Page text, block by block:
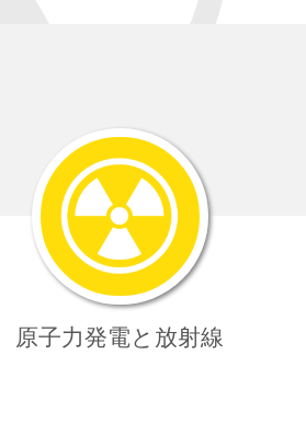
日本海東縁～山陰の地震帯の柏
大地震が足元で起こる女川・福
原子炉設置許可の際、過去の大
日本海側などでは大地震の繰り
ある。
また、活断層がなくてもマグニ
原発は活断層のないところに建
原子力発電と放射線